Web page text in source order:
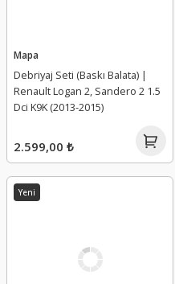
Mapa
Debriyaj Seti (Baskı Balata) |
Renault Logan 2, Sandero 2 1.5
Dci K9K (2013-2015)
2.599,00 ₺
Yeni